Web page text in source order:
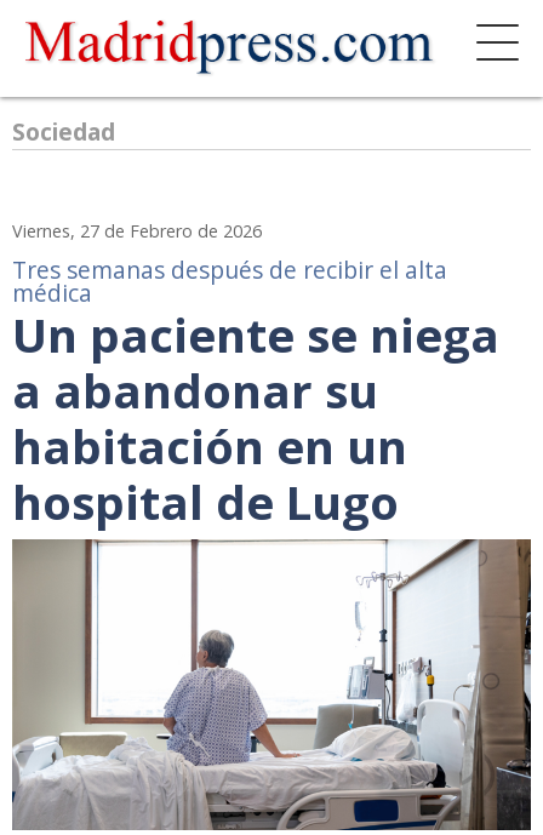
Sociedad
Viernes, 27 de Febrero de 2026
Tres semanas después de recibir el alta
médica
Un paciente se niega
a abandonar su
habitación en un
hospital de Lugo